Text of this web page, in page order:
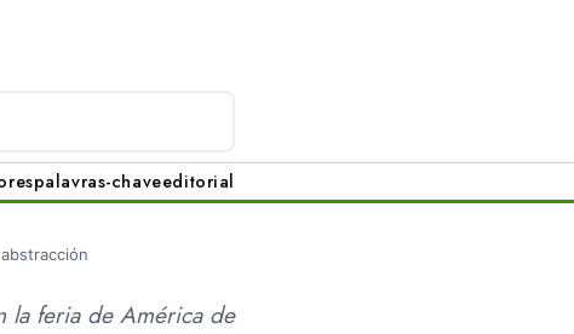
palavras-chaveeditorial
la feria de América de